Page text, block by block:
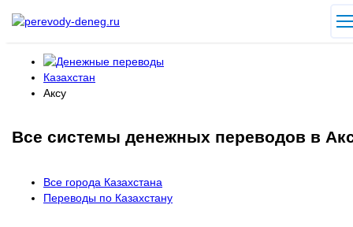
Казахстан
Аксу
Все системы денежных переводов в
Все города Казахстана
Переводы по Казахстану